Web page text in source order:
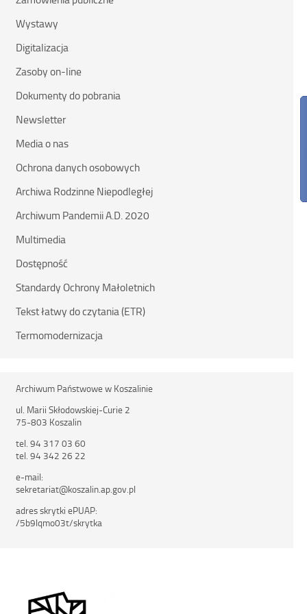
Wystawy
Digitalizacja
Zasoby on-line
Dokumenty do pobrania
Newsletter
Media o nas
Ochrona danych osobowych
Archiwa Rodzinne Niepodległej
Archiwum Pandemii A.D. 2020
Multimedia
Dostępność
Standardy Ochrony Małoletnich
Tekst łatwy do czytania (ETR)
Termomodernizacja
Archiwum Państwowe w Koszalinie
ul. Marii Skłodowskiej-Curie 2
75-803 Koszalin
tel. 94 317 03 60
tel. 94 342 26 22
e-mail:
sekretariat@koszalin.ap.gov.pl
adres skrytki ePUAP:
/5b9lqmo03t/skrytka